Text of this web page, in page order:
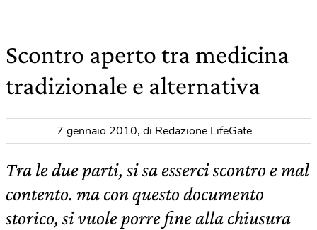
Scontro aperto tra medicina
tradizionale e alternativa
7 gennaio 2010, di Redazione LifeGate
Tra le due parti, si sa esserci scontro e mal
contento. ma con questo documento
storico, si vuole porre fine alla chiusura